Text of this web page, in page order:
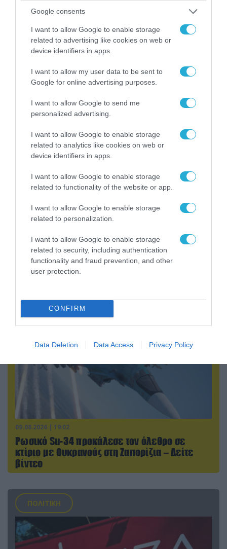
Google consents
I want to allow Google to enable storage
related to advertising like cookies on web or
device identifiers in apps.
I want to allow my user data to be sent to
Google for online advertising purposes.
I want to allow Google to send me
personalized advertising.
I want to allow Google to enable storage
related to analytics like cookies on web or
device identifiers in apps.
I want to allow Google to enable storage
related to functionality of the website or app.
I want to allow Google to enable storage
related to personalization.
I want to allow Google to enable storage
related to security, including authentication
functionality and fraud prevention, and other
user protection.
CONFIRM
Data Deletion Data Access Privacy Policy
09.08.2026 | 17:02
Η κυβέρνηση έτοιμη να στείλει AH-64D Apache
στα ΗΑΕ για να αντιμετωπίσουν ιρανικά drone
09.08.2026 | 23:02
Νεοσύλλεκτοι Ουκρανοί στρατιώτες και
υπάλληλοι της TCC έτρεχαν πανικόβλητοι
09.08.2026 | 19:02
Ρωσικό Su-34 προκάλεσε τον όλεθρο σε
κτίριο με Ουκρανούς στη Ζαπορίζια – Δείτε
βίντεο
ΠΟΛΙΤΙΚΗ